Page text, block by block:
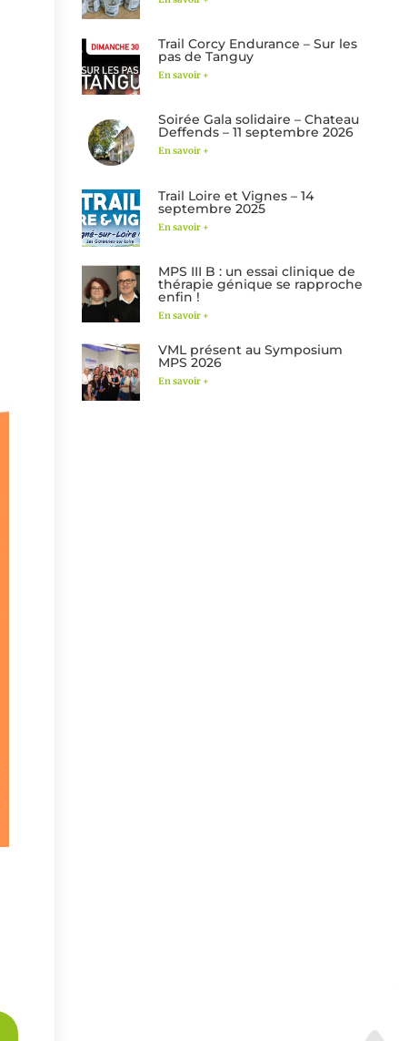
Trail Corcy Endurance – Sur les
pas de Tanguy
En savoir +
Soirée Gala solidaire – Chateau
Deffends – 11 septembre 2026
En savoir +
Trail Loire et Vignes – 14
septembre 2025
En savoir +
MPS III B : un essai clinique de
thérapie génique se rapproche
enfin !
En savoir +
VML présent au Symposium
MPS 2026
En savoir +